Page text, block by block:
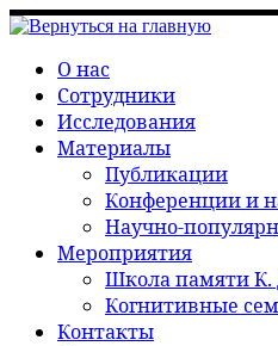
Перейти
содержимому
О нас
Сотрудники
Исследования
Материалы
Публикации
Конференции и
Научно-
Мероприятия
Школа памяти К.
Когнитивные
Контакты